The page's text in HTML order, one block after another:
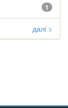
1
далі >